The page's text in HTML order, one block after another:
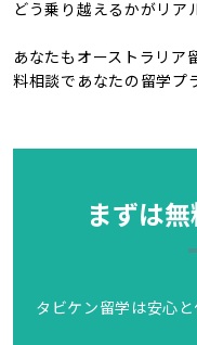
どう乗り越えるかがリア
あなたもオーストラリア
料相談であなたの留学プ
まずは
タビケン留学は安心